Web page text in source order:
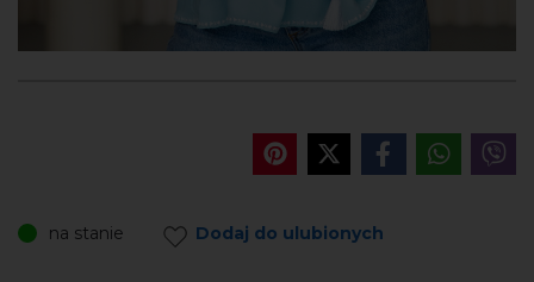
na stanie Dodaj do ulubionych